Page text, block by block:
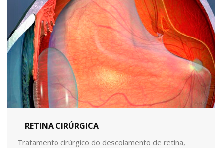
RETINA CIRÚRGICA
Tratamento cirúrgico do descolamento de retina,